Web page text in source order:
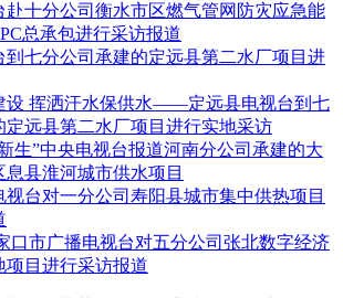
赴十分公司衡水市区燃气管网防灾应急能
总承包进行采访报道
到七分公司承建的定远县第二水厂项目进
设 挥洒汗水保供水——定远县电视台到七
定远县第二水厂项目进行实地采访
生”中央电视台报道河南分公司承建的大
息县淮河城市供水项目
视台对一分公司寿阳县城市集中供热项目
口市广播电视台对五分公司张北数字经济
项目进行采访报道